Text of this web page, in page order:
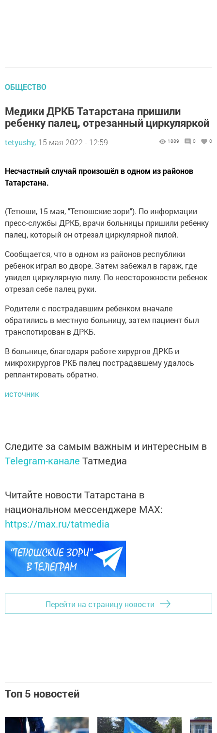
ОБЩЕСТВО
Медики ДРКБ Татарстана пришили
ребенку палец, отрезанный циркуляркой
tetyushy, 15 мая 2022 - 12:59 1889 0 0
Несчастный случай произошёл в одном из районов
Татарстана.
(Тетюши, 15 мая, "Тетюшские зори"). По информации
пресс-службы ДРКБ, врачи больницы пришили ребенку
палец, который он отрезал циркулярной пилой.
Сообщается, что в одном из районов республики
ребенок играл во дворе. Затем забежал в гараж, где
увидел циркулярную пилу. По неосторожности ребенок
отрезал себе палец руки.
Родители с пострадавшим ребенком вначале
обратились в местную больницу, затем пациент был
транспотирован в ДРКБ.
В больнице, благодаря работе хирургов ДРКБ и
микрохирургов РКБ палец пострадавшему удалось
реплантировать обратно.
источник
Следите за самым важным и интересным в
Telegram-канале Татмедиа
Читайте новости Татарстана в
национальном мессенджере MАХ:
https://max.ru/tatmedia
Перейти на страницу новости
Топ 5 новостей